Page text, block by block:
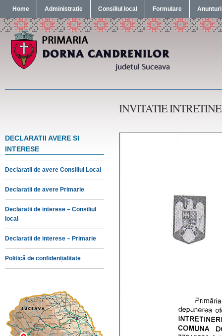
Home Administratie Consiliul local Formulare Anunturi
INVITATIE
DECLARATII AVERE SI
INTERESE
Declaratii de avere Consiliul Local
Declaratii de avere Primarie
Declaratii de interese – Consiliul
local
Declaratii de interese – Primarie
Politică de confidențialitate